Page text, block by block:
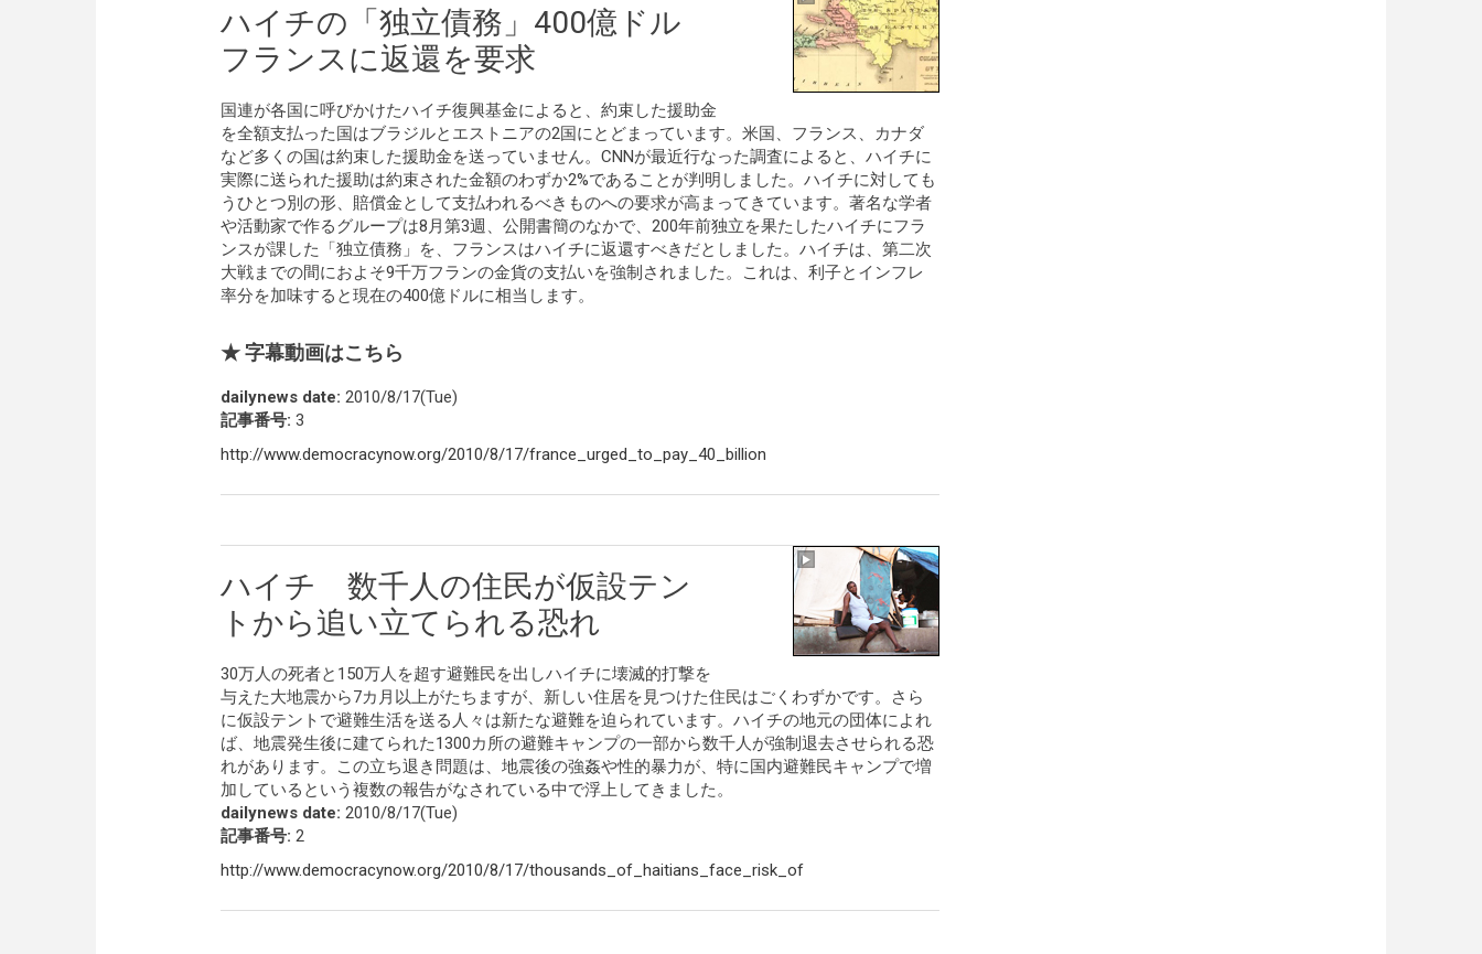
ハイチの「独立債務」400億ドル
フランスに返還を要求
国連が各国に呼びかけたハイチ復興基金によると、約束した援助金
を全額支払った国はブラジルとエストニアの2国にとどまっています。米国、フランス、カナダ
など多くの国は約束した援助金を送っていません。CNNが最近行なった調査によると、ハイチに
実際に送られた援助は約束された金額のわずか2%であることが判明しました。ハイチに対しても
うひとつ別の形、賠償金として支払われるべきものへの要求が高まってきています。著名な学者
や活動家で作るグループは8月第3週、公開書簡のなかで、200年前独立を果たしたハイチにフラ
ンスが課した「独立債務」を、フランスはハイチに返還すべきだとしました。ハイチは、第二次
大戦までの間におよそ9千万フランの金貨の支払いを強制されました。これは、利子とインフレ
率分を加味すると現在の400億ドルに相当します。
★ 字幕動画はこちら
dailynews date: 2010/8/17(Tue)
記事番号: 3
http://www.democracynow.org/2010/8/17/france_urged_to_pay_40_billion
ハイチ 数千人の住民が仮設テン
トから追い立てられる恐れ
30万人の死者と150万人を超す避難民を出しハイチに壊滅的打撃を
与えた大地震から7カ月以上がたちますが、新しい住居を見つけた住民はごくわずかです。さら
に仮設テントで避難生活を送る人々は新たな避難を迫られています。ハイチの地元の団体によれ
ば、地震発生後に建てられた1300カ所の避難キャンプの一部から数千人が強制退去させられる恐
れがあります。この立ち退き問題は、地震後の強姦や性的暴力が、特に国内避難民キャンプで増
加しているという複数の報告がなされている中で浮上してきました。
dailynews date: 2010/8/17(Tue)
記事番号: 2
http://www.democracynow.org/2010/8/17/thousands_of_haitians_face_risk_of